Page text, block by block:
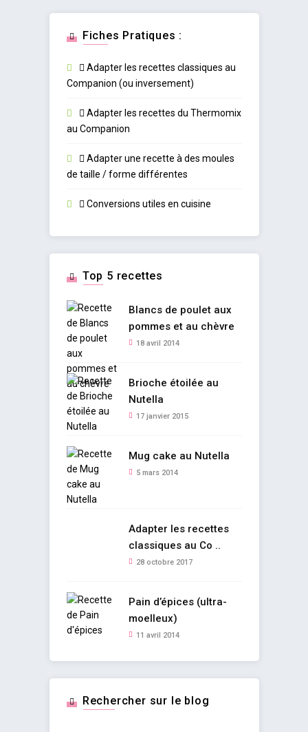
Fiches Pratiques :
Adapter les recettes classiques au
Companion (ou inversement)
Adapter les recettes du Thermomix
au Companion
Adapter une recette à des moules
de taille / forme différentes
Conversions utiles en cuisine
Top 5 recettes
Blancs de poulet aux
pommes et au chèvre
18 avril 2014
Brioche étoilée au
Nutella
17 janvier 2015
Mug cake au Nutella
5 mars 2014
Adapter les recettes
classiques au Co ..
28 octobre 2017
Pain d’épices (ultra-
moelleux)
11 avril 2014
Rechercher sur le blog